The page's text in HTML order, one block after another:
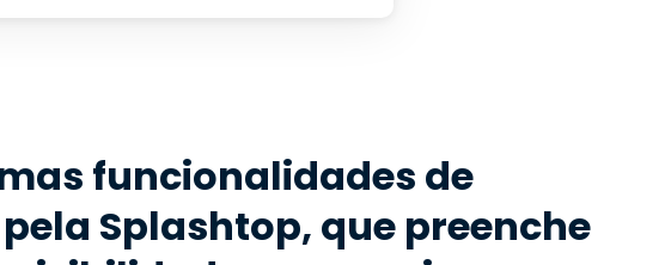
funcionalidades de
Splashtop, que preenche